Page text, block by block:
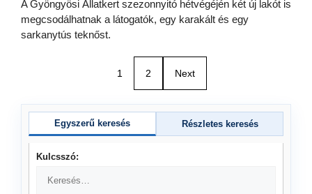
A Gyöngyösi Állatkert szezonnyitó hétvégéjén két új lakót is
megcsodálhatnak a látogatók, egy karakált és egy
sarkanytús teknőst.
1 2 Next
Egyszerű keresés Részletes keresés
Kulcsszó: